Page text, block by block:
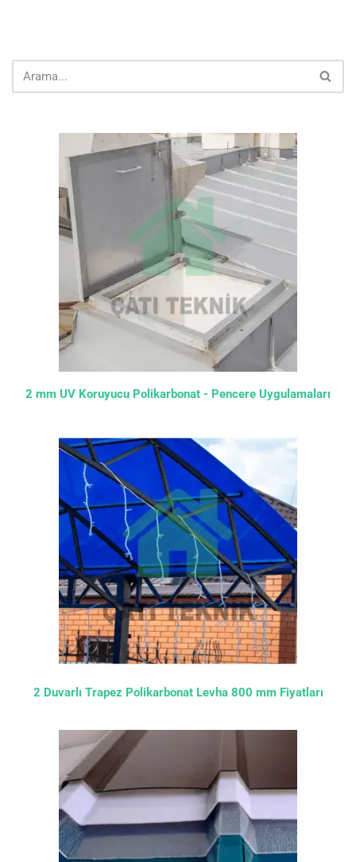
2 mm UV Koruyucu Polikarbonat - Pencere Uygulamaları
2 Duvarlı Trapez Polikarbonat Levha 800 mm Fiyatları